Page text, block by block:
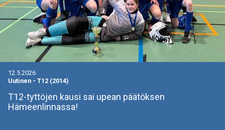
12.5.2026
Uutinen - T12 (2014)
T12-tyttöjen kausi sai upean päätöksen
Hämeenlinnassa!